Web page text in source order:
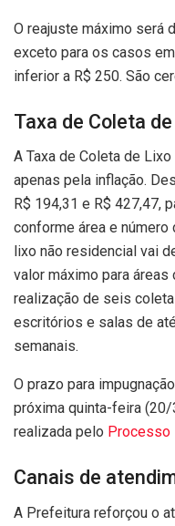
O reajuste máximo será
exceto para os casos
inferior a R$ 250. São
Taxa de Coleta
A Taxa de Coleta de
apenas pela inflação.
R$ 194,31 e R$ 427,47,
conforme área e
lixo não residencial vai
valor máximo para
realização de seis
escritórios e salas de
semanais.
O prazo para
próxima quinta-feira
realizada pelo Processo
Canais de
A Prefeitura reforçou o